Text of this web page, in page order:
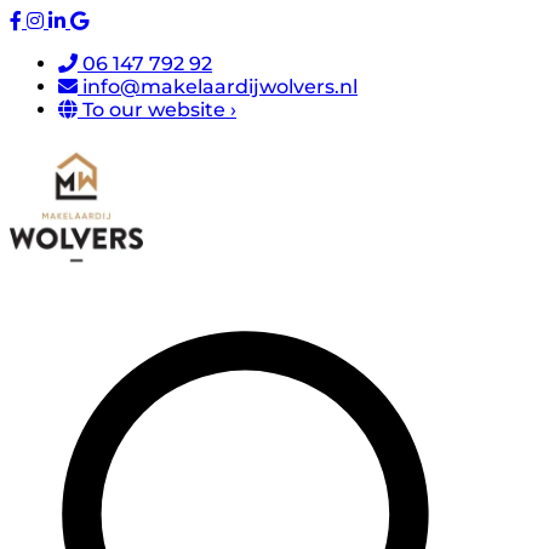
06 147 792 92
info@makelaardijwolvers.nl
To our website ›